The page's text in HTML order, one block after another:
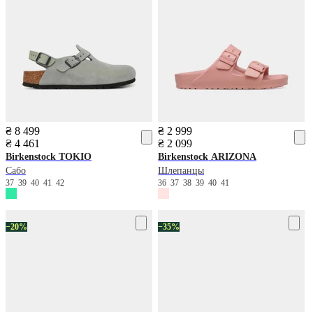
₴ 8 499
₴ 4 461
Birkenstock TOKIO
Сабо
37 39 40 41 42
₴ 2 999
₴ 2 099
Birkenstock ARIZONA
Шлепанцы
363738394041
−20% −35%